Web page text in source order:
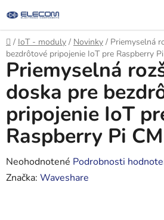
na
obsah
Domov
/ IoT - moduly / Novinky / Priemyselná
bezdrôtové pripojenie IoT pre Raspberry
Priemyselná
doska pre
pripojenie IoT
Raspberry Pi
Priemerné
hodnotenie
Neohodnotené Podrobnosti
Značka: Waveshare